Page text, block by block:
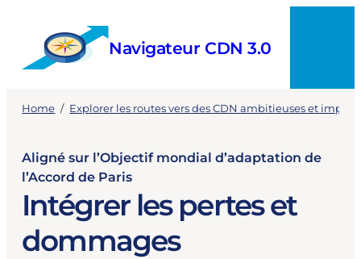
content
Navigateur CDN 3.0
Home / Explorer les routes vers des CDN ambitieuses et
Aligné sur l’Objectif mondial d’adaptation de
l’Accord de Paris
Intégrer les pertes et
dommages